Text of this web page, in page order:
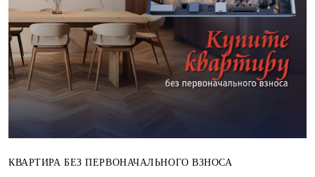
КВАРТИРА БЕЗ ПЕРВОНАЧАЛЬНОГО ВЗНОСА